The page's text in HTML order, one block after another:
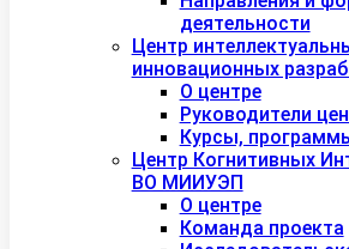
деятельности
Центр
инновационных
О центре
Руководители
Курсы,
Центр Когнитивных
ВО МИИУЭП
О центре
Команда проекта